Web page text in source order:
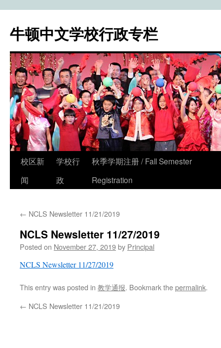
牛顿中文学校行政专栏
Skip
校区新
闻
学校行
政
秋季学期注册 / Fall Semester
Registration
← NCLS Newsletter 11/21/2019
NCLS Newsletter 11/27/2019
Posted on November 27, 2019by Principal
NCLS Newsletter 11/27/2019
This entry was posted in 教学通报. Bookmark thepermalink.
← NCLS Newsletter 11/21/2019